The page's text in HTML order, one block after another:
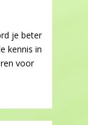
je beter
kennis in
voor